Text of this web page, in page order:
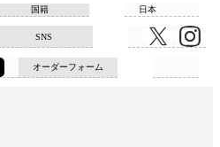
国籍 日本
SNS
オーダーフォーム